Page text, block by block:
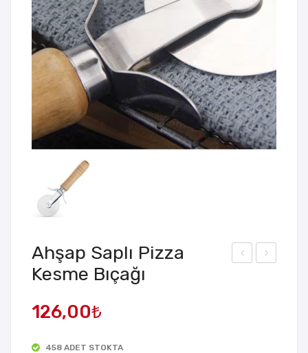
Ahşap Saplı Pizza
Kesme Bıçağı
126,00₺
458 ADET STOKTA